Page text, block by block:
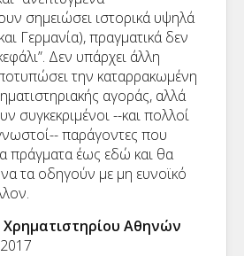
σημειώσει ιστορικά υψηλά
Γερμανία), πραγματικά δεν
Δεν υπάρχει άλλη
την καταρρακωμένη
αγοράς, αλλά
συγκεκριμένοι --και πολλοί
παράγοντες που
πράγματα έως εδώ και θα
τα οδηγούν με μη ευνοϊκό
Χρηματιστηρίου Αθηνών